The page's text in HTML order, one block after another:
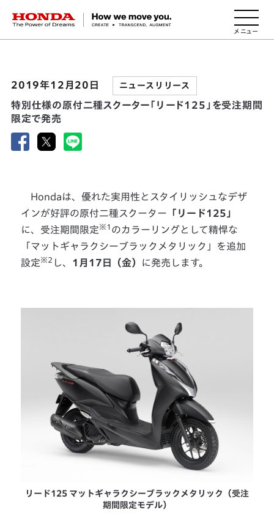
HONDA The Power of Dreams
2019年12月20日 ニュースリリース
特別仕様の原付二種スクーター「リード125」を受注期間
限定で発売
Hondaは、優れた実用性とスタイリッシュなデザ
インが好評の原付二種スクーター 「リード125」
に、受注期間限定※1 のカラーリングとして精悍な
「マットギャラクシーブラックメタリック」を追加
設定※2 し、 1月17日（金） に発売します。
リード125 マットギャラクシーブラックメタリック（受注
期間限定モデル）